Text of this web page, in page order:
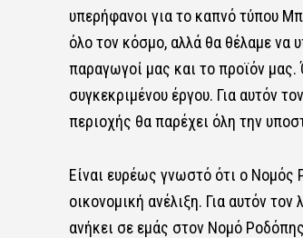
υπερήφανοι για το καπνό τύπου
όλο τον κόσμο, αλλά θα θέλαμε να
παραγωγοί μας και το προϊόν μας.
συγκεκριμένου έργου. Για αυτόν
περιοχής θα παρέχει όλη την
Είναι ευρέως γνωστό ότι ο Νομός
οικονομική ανέλιξη. Για αυτόν
ανήκει σε εμάς στον Νομό